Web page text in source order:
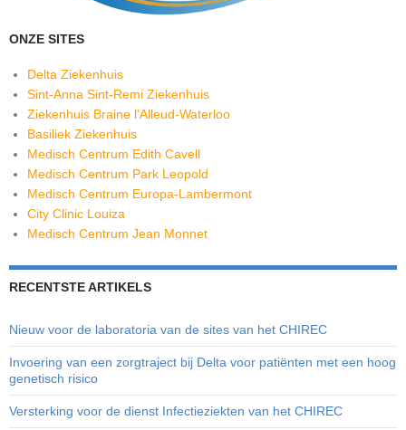
ONZE SITES
Delta Ziekenhuis
Sint-Anna Sint-Remi Ziekenhuis
Ziekenhuis Braine l'Alleud-Waterloo
Basiliek Ziekenhuis
Medisch Centrum Edith Cavell
Medisch Centrum Park Leopold
Medisch Centrum Europa-Lambermont
City Clinic Louiza
Medisch Centrum Jean Monnet
RECENTSTE ARTIKELS
Nieuw voor de laboratoria van de sites van het CHIREC
Invoering van een zorgtraject bij Delta voor patiënten met een hoog
genetisch risico
Versterking voor de dienst Infectieziekten van het CHIREC